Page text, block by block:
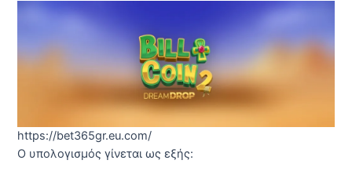
https://bet365gr.eu.com/
Ο υπολογισμός γίνεται ως εξής: